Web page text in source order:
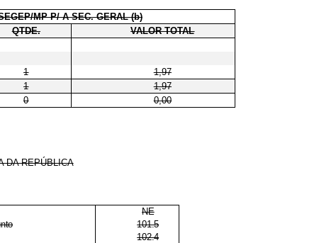
MP P/ A SEC. GERAL (b)
QTDE.
VALOR TOTAL
1
1,97
1
1,97
0 0,00
DA REPÚBLICA
NE
101.5
102.4